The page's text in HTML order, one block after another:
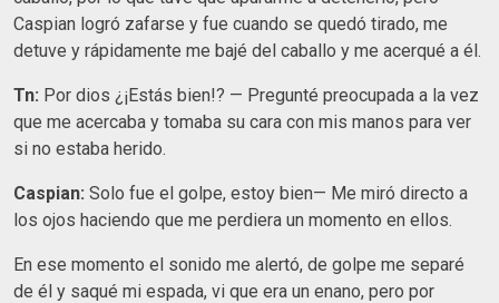
Caspian logró zafarse y fue cuando se quedó tirado, me
detuve y rápidamente me bajé del caballo y me acerqué a él.
Tn: Por dios ¿¡Estás bien!? — Pregunté preocupada a la vez
que me acercaba y tomaba su cara con mis manos para ver
si no estaba herido.
Caspian: Solo fue el golpe, estoy bien— Me miró directo a
los ojos haciendo que me perdiera un momento en ellos.
En ese momento el sonido me alertó, de golpe me separé
de él y saqué mi espada, vi que era un enano, pero por